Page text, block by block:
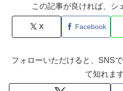
この記事が良ければ、シ
X Facebook
フォローいただけると、SNS
て知れま